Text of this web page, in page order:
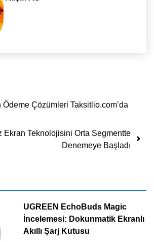
Ödeme Çözümleri Taksitlio.com’da
Ekran Teknolojisini Orta Segmentte
Denemeye Başladı
UGREEN EchoBuds Magic
İncelemesi: Dokunmatik Ekranlı
Akıllı Şarj Kutusu